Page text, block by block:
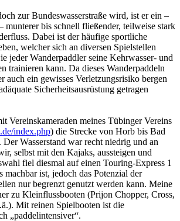
zur Bundeswasserstraße wird, ist er ein –
munterer bis schnell fließender, teilweise stark
Dabei ist der häufige sportliche
welcher sich an diversen Spielstellen
jeder Wanderpaddler seine Kehrwasser- und
trainieren kann. Da dieses Wanderpaddeln
auch ein gewisses Verletzungsrisiko bergen
Sicherheitsausrüstung getragen
Vereinskameraden meines Tübinger Vereins
index.php) die Strecke von Horb bis Bad
Wasserstand war recht niedrig und an
selbst mit den Kajaks, aussteigen und
fiel diesmal auf einen Touring-Express 1
machbar ist, jedoch das Potenzial der
nur begrenzt genutzt werden kann. Meine
zu Kleinflussbooten (Prijon Chopper, Cross,
Mit reinen Spielbooten ist die
„paddelintensiver“.